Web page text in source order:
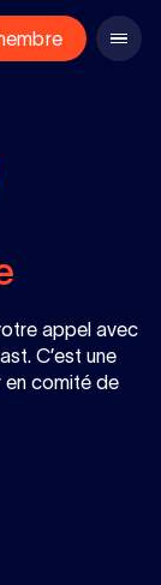
appel avec
C’est une
comité de